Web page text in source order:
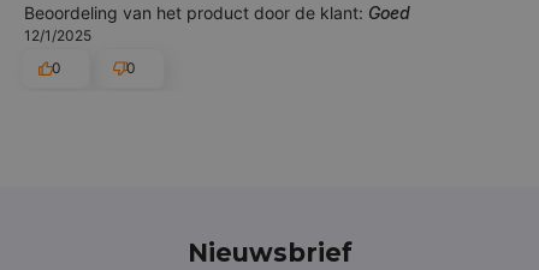
Beoordeling van het product door de klant: Goed
12/1/2025
0
0
Nieuwsbrief